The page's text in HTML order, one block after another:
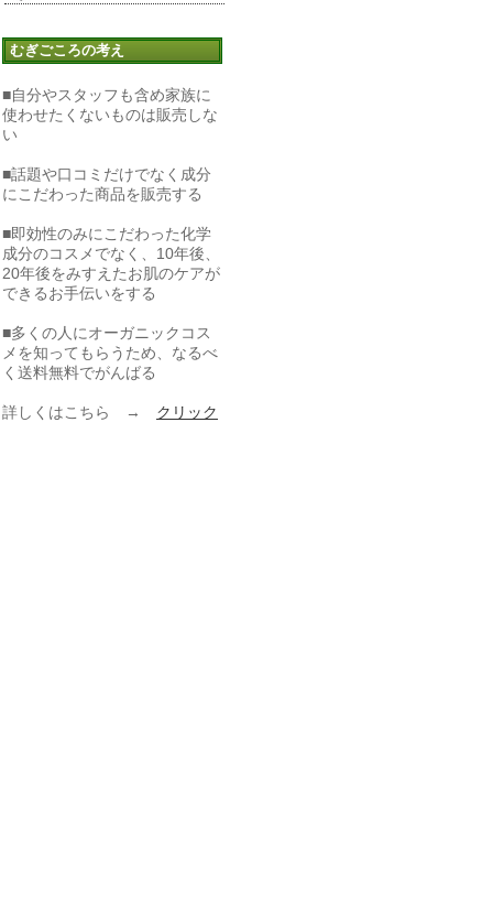
むぎごころの考え
■自分やスタッフも含め家族に
使わせたくないものは販売しな
い
■話題や口コミだけでなく成分
にこだわった商品を販売する
■即効性のみにこだわった化学
成分のコスメでなく、10年後、
20年後をみすえたお肌のケアが
できるお手伝いをする
■多くの人にオーガニックコス
メを知ってもらうため、なるべ
く送料無料でがんばる
詳しくはこちら → クリック